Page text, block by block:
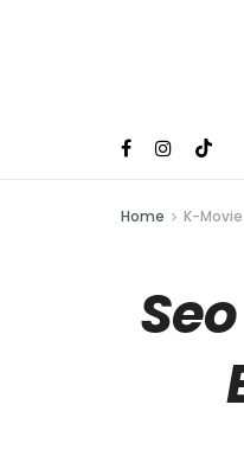
Home K-Movie